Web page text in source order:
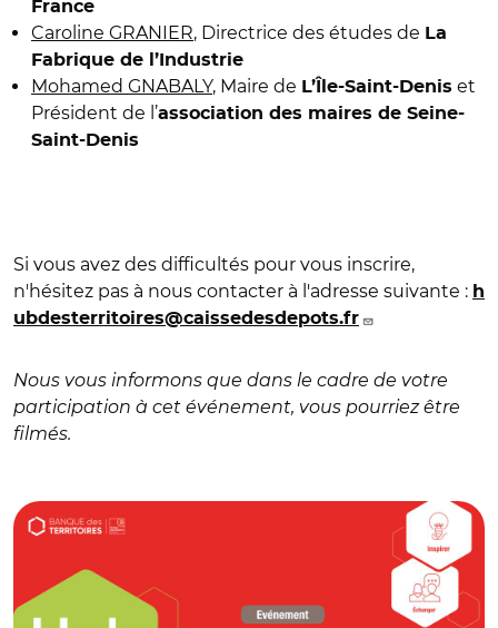
France
Caroline GRANIER, Directrice des études de La
Fabrique de l’Industrie
Mohamed GNABALY, Maire de L’Île-Saint-Denis et
Président de l’association des maires de Seine-
Saint-Denis
Si vous avez des difficultés pour vous inscrire,
n'hésitez pas à nous contacter à l'adresse suivante : h
ubdesterritoires@caissedesdepots.fr
Nous vous informons que dans le cadre de votre
participation à cet événement, vous pourriez être
filmés.